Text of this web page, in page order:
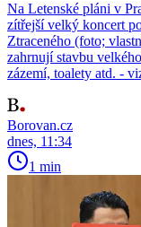
Na Letenské pláni v
zítřejší velký koncert
Ztraceného (foto;
zahrnují stavbu
zázemí, toalety atd. -
Borovan.cz
dnes, 11:34
1 min